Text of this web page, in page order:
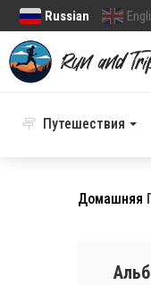
Russian
Путешествия
Домашняя